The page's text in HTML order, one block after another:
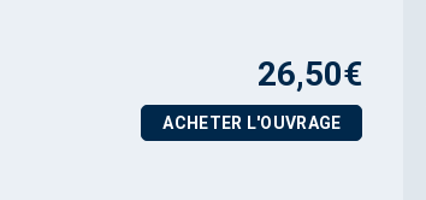
26,50€
ACHETER L'OUVRAGE